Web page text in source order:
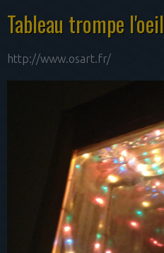
Tableau trompe l'oeil
http://www.osart.fr/